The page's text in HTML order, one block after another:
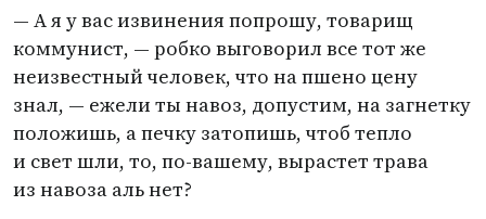
— А я у вас извинения попрошу, товарищ
коммунист, — робко выговорил все тот же
неизвестный человек, что на пшено цену
знал, — ежели ты навоз, допустим, на загнетку
положишь, а печку затопишь, чтоб тепло
и свет шли, то, по-вашему, вырастет трава
из навоза аль нет?